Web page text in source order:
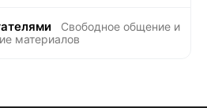
Свободное общение и
материалов